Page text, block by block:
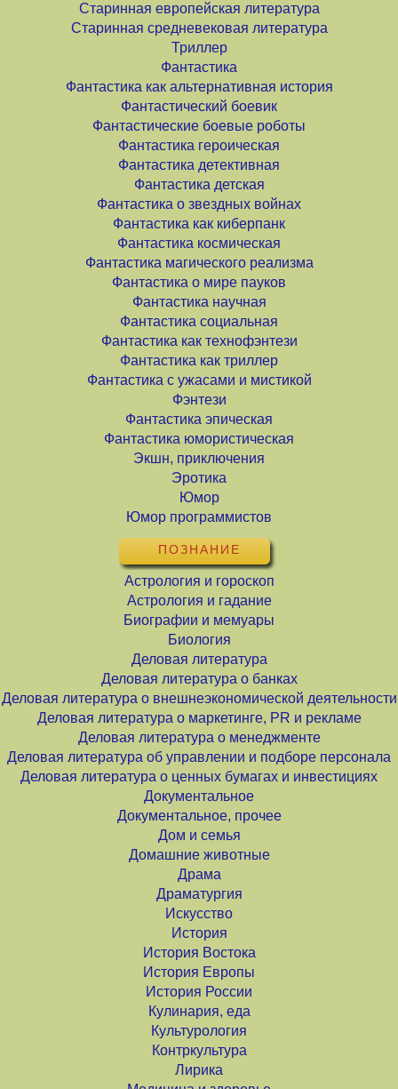
Старинная европейская литература
Старинная средневековая литература
Триллер
Фантастика
Фантастика как альтернативная история
Фантастический боевик
Фантастические боевые роботы
Фантастика героическая
Фантастика детективная
Фантастика детская
Фантастика о звездных войнах
Фантастика как киберпанк
Фантастика космическая
Фантастика магического реализма
Фантастика о мире пауков
Фантастика научная
Фантастика социальная
Фантастика как технофэнтези
Фантастика как триллер
Фантастика с ужасами и мистикой
Фэнтези
Фантастика эпическая
Фантастика юмористическая
Экшн, приключения
Эротика
Юмор
Юмор программистов
ПОЗНАНИЕ
Астрология и гороскоп
Астрология и гадание
Биографии и мемуары
Биология
Деловая литература
Деловая литература о банках
Деловая литература о внешнеэкономической деятельности
Деловая литература о маркетинге, PR и рекламе
Деловая литература о менеджменте
Деловая литература об управлении и подборе персонала
Деловая литература о ценных бумагах и инвестициях
Документальное
Документальное, прочее
Дом и семья
Домашние животные
Драма
Драматургия
Искусство
История
История Востока
История Европы
История России
Кулинария, еда
Культурология
Контркультура
Лирика